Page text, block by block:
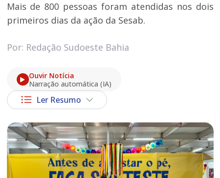
Mais de 800 pessoas foram atendidas nos dois
primeiros dias da ação da Sesab.
Por: Redação Sudoeste Bahia
Ouvir Notícia
Narração automática (IA)
Ler Resumo